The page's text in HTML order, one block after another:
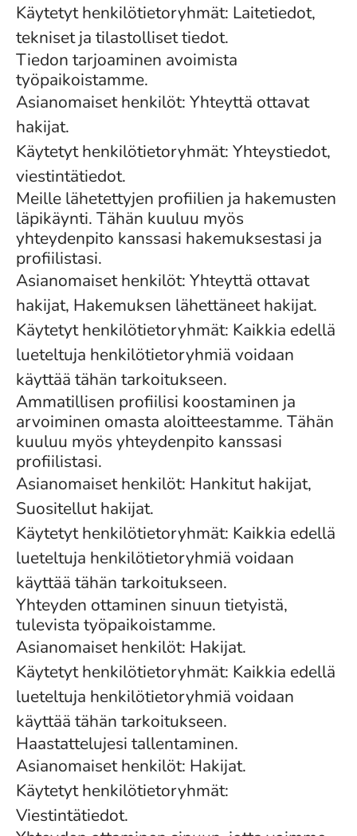
Käytetyt henkilötietoryhmät: Laitetiedot,
tekniset ja tilastolliset tiedot.
Tiedon tarjoaminen avoimista
työpaikoistamme.
Asianomaiset henkilöt: Yhteyttä ottavat
hakijat.
Käytetyt henkilötietoryhmät: Yhteystiedot,
viestintätiedot.
Meille lähetettyjen profiilien ja hakemusten
läpikäynti. Tähän kuuluu myös
yhteydenpito kanssasi hakemuksestasi ja
profiilistasi.
Asianomaiset henkilöt: Yhteyttä ottavat
hakijat, Hakemuksen lähettäneet hakijat.
Käytetyt henkilötietoryhmät: Kaikkia edellä
lueteltuja henkilötietoryhmiä voidaan
käyttää tähän tarkoitukseen.
Ammatillisen profiilisi koostaminen ja
arvoiminen omasta aloitteestamme. Tähän
kuuluu myös yhteydenpito kanssasi
profiilistasi.
Asianomaiset henkilöt: Hankitut hakijat,
Suositellut hakijat.
Käytetyt henkilötietoryhmät: Kaikkia edellä
lueteltuja henkilötietoryhmiä voidaan
käyttää tähän tarkoitukseen.
Yhteyden ottaminen sinuun tietyistä,
tulevista työpaikoistamme.
Asianomaiset henkilöt: Hakijat.
Käytetyt henkilötietoryhmät: Kaikkia edellä
lueteltuja henkilötietoryhmiä voidaan
käyttää tähän tarkoitukseen.
Haastattelujesi tallentaminen.
Asianomaiset henkilöt: Hakijat.
Käytetyt henkilötietoryhmät:
Viestintätiedot.